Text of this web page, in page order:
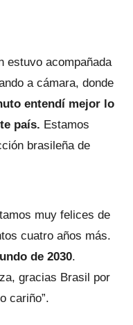
estuvo acompañada
a cámara, donde
entendí mejor lo
país. Estamos
brasileña de
muy felices de
cuatro años más.
de 2030.
gracias Brasil por
cariño”.